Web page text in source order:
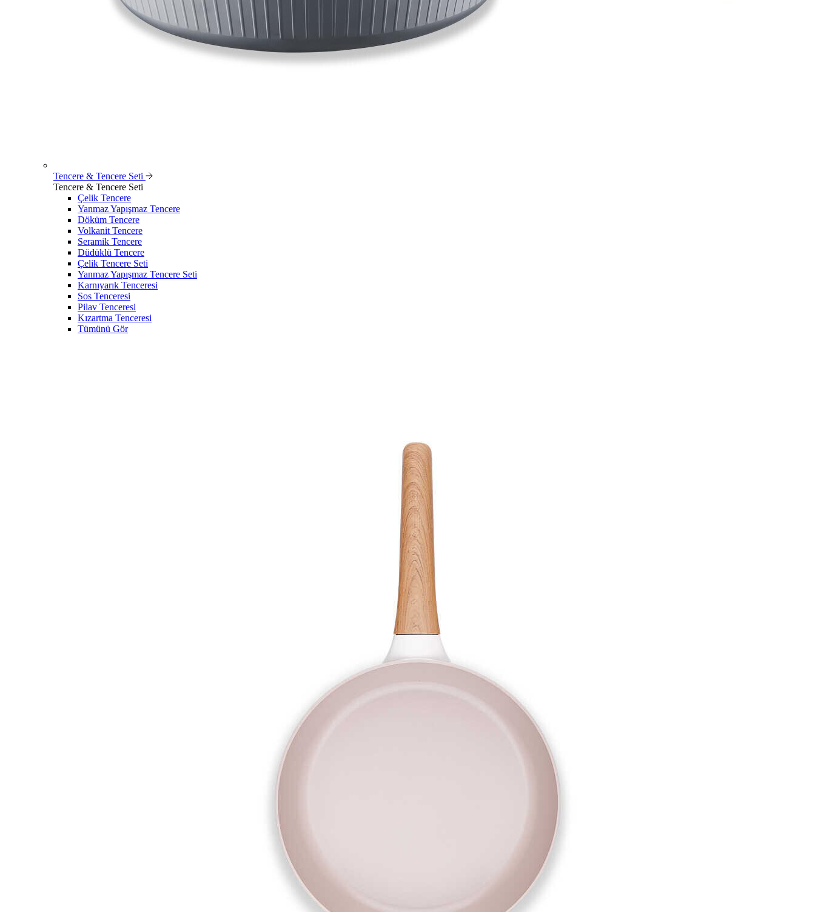
Tencere & Tencere Seti
Tencere & Tencere Seti
Çelik Tencere
Yanmaz Yapışmaz Tencere
Döküm Tencere
Volkanit Tencere
Seramik Tencere
Düdüklü Tencere
Çelik Tencere Seti
Yanmaz Yapışmaz Tencere Seti
Karnıyarık Tenceresi
Sos Tenceresi
Pilav Tenceresi
Kızartma Tenceresi
Tümünü Gör